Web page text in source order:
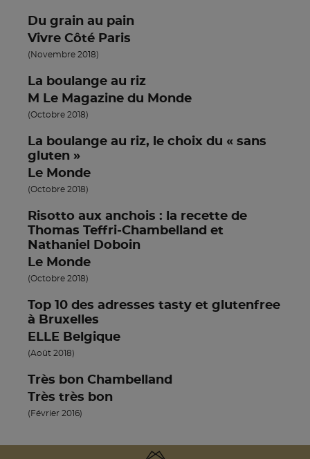
Du grain au pain
Vivre Côté Paris
(Novembre 2018)
La boulange au riz
M Le Magazine du Monde
(Octobre 2018)
La boulange au riz, le choix du « sans
gluten »
Le Monde
(Octobre 2018)
Risotto aux anchois : la recette de
Thomas Teffri-Chambelland et
Nathaniel Doboin
Le Monde
(Octobre 2018)
Top 10 des adresses tasty et glutenfree
à Bruxelles
ELLE Belgique
(Août 2018)
Très bon Chambelland
Très très bon
(Février 2016)